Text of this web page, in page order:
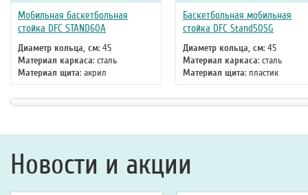
Мобильная баскетбольная
стойка DFC STAND60A
Диаметр кольца, см: 45
Материал каркаса: сталь
Материал щита: акрил
Размер щита, см: 152 х 90
Тип складного механизма:
механический
Баскетбольная мобильная
стойка DFC Stand50SG
Диаметр кольца, см: 45
Материал каркаса: сталь
Материал щита: пластик
Размер щита, см: 127 х 80
Тип складного механизма:
механический
Новости и акции